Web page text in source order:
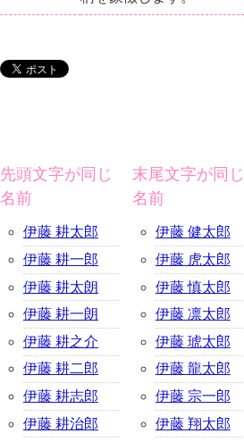
先頭文字が同じ
名前
伊藤 耕太郎
伊藤 耕一郎
伊藤 耕太朗
伊藤 耕一朗
伊藤 耕之介
伊藤 耕二郎
伊藤 耕志郎
伊藤 耕治郎
末尾文字が同じ
名前
伊藤 健太郎
伊藤 虎太郎
伊藤 慎太郎
伊藤 凛太郎
伊藤 琥太郎
伊藤 龍太郎
伊藤 宗一郎
伊藤 翔太郎